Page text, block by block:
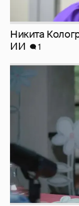
Никита
ИИ
1